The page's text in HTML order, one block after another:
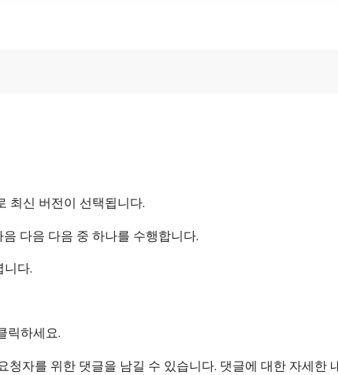
최신 버전이 선택됩니다.
다음 다음 중 하나를 수행합니다.
니다.
릭하세요.
청자를 위한 댓글을 남길 수 있습니다. 댓글에 대한 자세한